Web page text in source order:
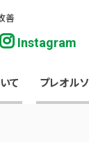
善
Instagram
て プレオルソ